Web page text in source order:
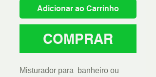
Adicionar ao Carrinho
COMPRAR
Misturador para banheiro ou